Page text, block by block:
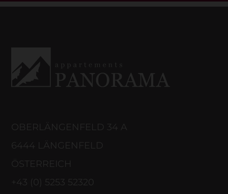
OBERLÄNGENFELD 34 A
6444 LÄNGENFELD
ÖSTERREICH
+43 (0) 5253 52320